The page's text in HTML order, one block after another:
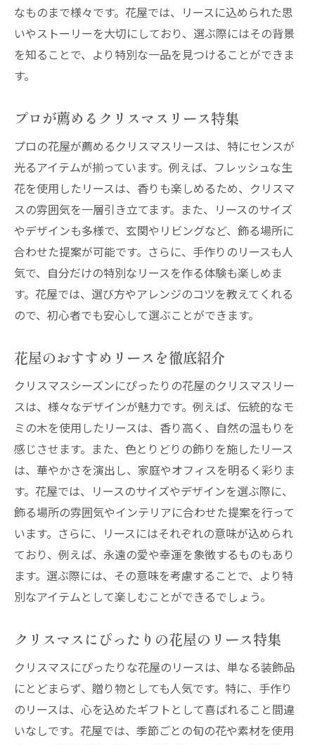
なものまで様々です。花屋では、リースに込められた思
いやストーリーを大切にしており、選ぶ際にはその背景
を知ることで、より特別な一品を見つけることができま
す。
プロが薦めるクリスマスリース特集
プロの花屋が薦めるクリスマスリースは、特にセンスが
光るアイテムが揃っています。例えば、フレッシュな生
花を使用したリースは、香りも楽しめるため、クリスマ
スの雰囲気を一層引き立てます。また、リースのサイズ
やデザインも多様で、玄関やリビングなど、飾る場所に
合わせた提案が可能です。さらに、手作りのリースも人
気で、自分だけの特別なリースを作る体験も楽しめま
す。花屋では、選び方やアレンジのコツを教えてくれる
ので、初心者でも安心して選ぶことができます。
花屋のおすすめリースを徹底紹介
クリスマスシーズンにぴったりの花屋のクリスマスリー
スは、様々なデザインが魅力です。例えば、伝統的なモ
ミの木を使用したリースは、香り高く、自然の温もりを
感じさせます。また、色とりどりの飾りを施したリース
は、華やかさを演出し、家庭やオフィスを明るく彩りま
す。花屋では、リースのサイズやデザインを選ぶ際に、
飾る場所の雰囲気やインテリアに合わせた提案を行って
います。さらに、リースにはそれぞれの意味が込められ
ており、例えば、永遠の愛や幸運を象徴するものもあり
ます。選ぶ際には、その意味を考慮することで、より特
別なアイテムとして楽しむことができるでしょう。
クリスマスにぴったりの花屋のリース特集
クリスマスにぴったりな花屋のリースは、単なる装飾品
にとどまらず、贈り物としても人気です。特に、手作り
のリースは、心を込めたギフトとして喜ばれること間違
いなしです。花屋では、季節ごとの旬の花や素材を使用